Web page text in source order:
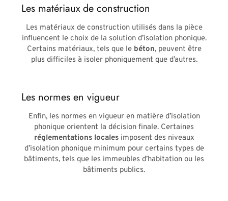
Les matériaux de construction
Les matériaux de construction utilisés dans la pièce
influencent le choix de la solution d’isolation phonique.
Certains matériaux, tels que le béton, peuvent être
plus difficiles à isoler phoniquement que d’autres.
Les normes en vigueur
Enfin, les normes en vigueur en matière d’isolation
phonique orientent la décision finale. Certaines
réglementations localesimposent des niveaux
d’isolation phonique minimum pour certains types de
bâtiments, tels que les immeubles d’habitation ou les
bâtiments publics.